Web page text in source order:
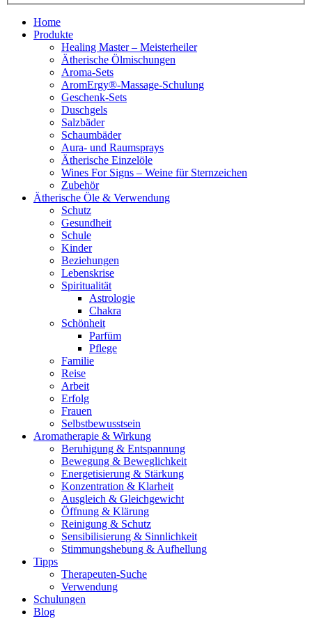
Home
Produkte
Healing Master – Meisterheiler
Ätherische Ölmischungen
Aroma-Sets
AromErgy®-Massage-Schulung
Geschenk-Sets
Duschgels
Salzbäder
Schaumbäder
Aura- und Raumsprays
Ätherische Einzelöle
Wines For Signs – Weine für Sternzeichen
Zubehör
Ätherische Öle & Verwendung
Schutz
Gesundheit
Schule
Kinder
Beziehungen
Lebenskrise
Spiritualität
Astrologie
Chakra
Schönheit
Parfüm
Pflege
Familie
Reise
Arbeit
Erfolg
Frauen
Selbstbewusstsein
Aromatherapie & Wirkung
Beruhigung & Entspannung
Bewegung & Beweglichkeit
Energetisierung & Stärkung
Konzentration & Klarheit
Ausgleich & Gleichgewicht
Öffnung & Klärung
Reinigung & Schutz
Sensibilisierung & Sinnlichkeit
Stimmungshebung & Aufhellung
Tipps
Therapeuten-Suche
Verwendung
Schulungen
Blog